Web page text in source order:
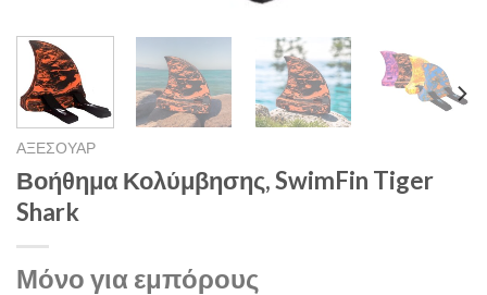
ΑΞΕΣΟΥΑΡ
Βοήθημα Κολύμβησης, SwimFin Tiger
Shark
Μόνο για εμπόρους